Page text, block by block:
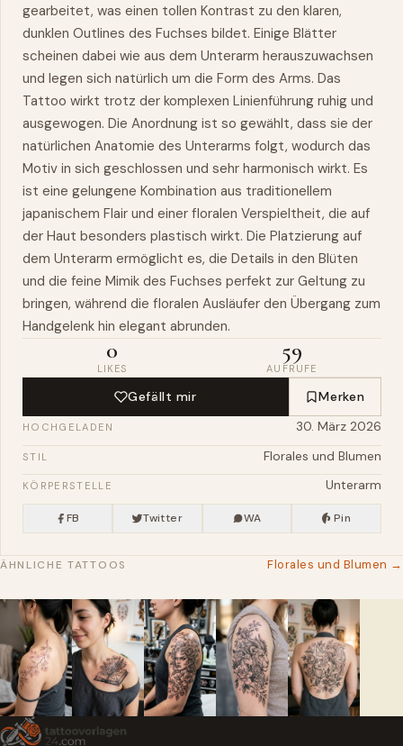
gearbeitet, was einen tollen Kontrast zu den klaren,
dunklen Outlines des Fuchses bildet. Einige Blätter
scheinen dabei wie aus dem Unterarm herauszuwachsen
und legen sich natürlich um die Form des Arms. Das
Tattoo wirkt trotz der komplexen Linienführung ruhig und
ausgewogen. Die Anordnung ist so gewählt, dass sie der
natürlichen Anatomie des Unterarms folgt, wodurch das
Motiv in sich geschlossen und sehr harmonisch wirkt. Es
ist eine gelungene Kombination aus traditionellem
japanischem Flair und einer floralen Verspieltheit, die auf
der Haut besonders plastisch wirkt. Die Platzierung auf
dem Unterarm ermöglicht es, die Details in den Blüten
und die feine Mimik des Fuchses perfekt zur Geltung zu
bringen, während die floralen Ausläufer den Übergang zum
Handgelenk hin elegant abrunden.
0
LIKES
59
AUFRUFE
Gefällt mir Merken
HOCHGELADEN 30. März 2026
STIL Florales und Blumen
KÖRPERSTELLE Unterarm
FB Twitter WA Pin
ÄHNLICHE TATTOOS Florales und Blumen →